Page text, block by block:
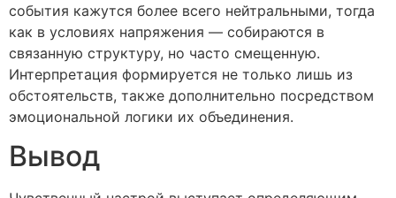
события кажутся более всего нейтральными, тогда
как в условиях напряжения — собираются в
связанную структуру, но часто смещенную.
Интерпретация формируется не только лишь из
обстоятельств, также дополнительно посредством
эмоциональной логики их объединения.
Вывод